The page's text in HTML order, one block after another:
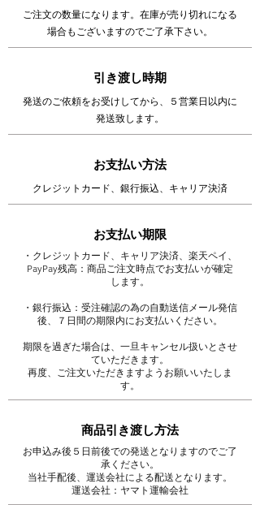
ご注文の数量になります。在庫が売り切れになる
場合もございますのでご了承下さい。
引き渡し時期
​発送のご依頼をお受けしてから、５営業日以内に
発送致します。
お支払い方法
クレジットカード、銀行振込、キャリア決済
お支払い期限
・クレジットカード、キャリア決済、楽天ペイ、
PayPay残高：商品ご注文時点でお支払いが確定
します。
・銀行振込：受注確認の為の自動送信メール発信
後、７日間の期限内にお支払いください。
期限を過ぎた場合は、一旦キャンセル扱いとさせ
ていただきます。
再度、ご注文いただきますようお願いいたしま
す。
商品引き渡し方法
お申込み後５日前後での発送となりますのでご了
承ください。
当社手配後、運送会社による配送となります。
運送会社：ヤマト運輸会社